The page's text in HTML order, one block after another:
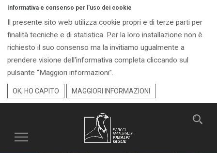
Informativa e consenso per l'uso dei cookie
Il presente sito web utilizza cookie propri e di terze parti per
finalità tecniche e di statistica. Per la loro installazione non è
richiesto il suo consenso ma la invitiamo ugualmente a
prendere visione dell'informativa completa cliccando sul
pulsante “Maggiori informazioni”.
OK, HO CAPITO MAGGIORI INFORMAZIONI
Toggle